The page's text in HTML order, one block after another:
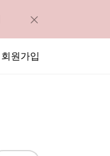
회원가입